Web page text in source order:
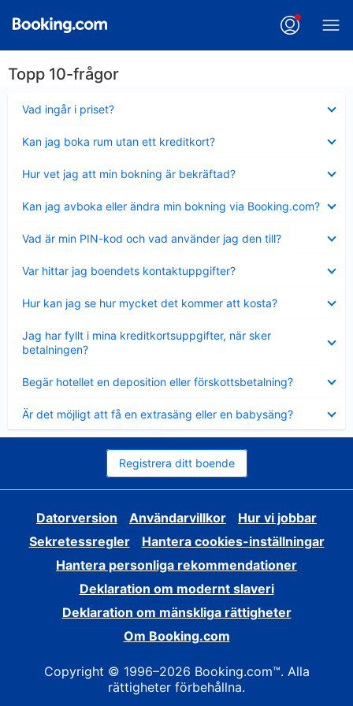
Topp 10-frågor
Vad ingår i priset?
mindre
Kan jag boka rum utan ett kreditkort?
mindre
Hur vet jag att min bokning är bekräftad?
mindre
Kan jag avboka eller ändra min bokning via Booking.com?
mindre
Vad är min PIN-kod och vad använder jag den till?
mindre
Var hittar jag boendets kontaktuppgifter?
mindre
Hur kan jag se hur mycket det kommer att kosta?
mindre
Jag har fyllt i mina kreditkortsuppgifter, när sker
betalningen?
mindre
Begär hotellet en deposition eller förskottsbetalning?
mindre
Är det möjligt att få en extrasäng eller en babysäng?
mindre
Registrera ditt boende
Datorversion Användarvillkor
Hur vi jobbar
Sekretessregler
Hantera cookies-inställningar
Hantera personliga rekommendationer
Deklaration om modernt slaveri
Deklaration om mänskliga rättigheter
Om Booking.com
Copyright © 1996–2026 Booking.com™. Alla
rättigheter förbehållna.